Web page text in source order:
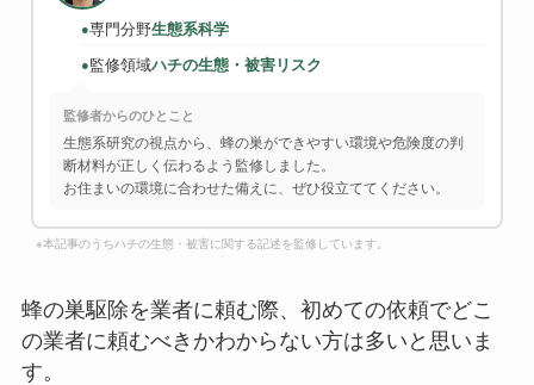
●専門分野生態系科学
●監修領域ハチの生態・被害リスク
監修者からのひとこと
生態系研究の視点から、蜂の巣ができやすい環境や危険度の判
断材料が正しく伝わるよう監修しました。
お住まいの環境に合わせた備えに、ぜひ役立ててください。
※本記事のうちハチの生態・被害に関する記述を監修しています。
蜂の巣駆除を業者に頼む際、初めての依頼でどこ
の業者に頼むべきかわからない方は多いと思いま
す。